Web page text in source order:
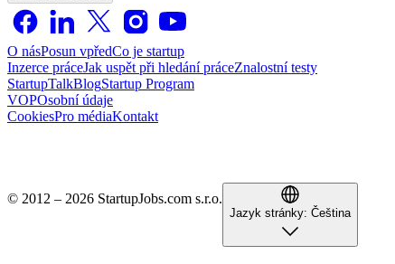
O násPosun vpředCo je startup
Inzerce práceJak uspět při hledání práceZnalostní testy
StartupTalkBlogStartup Program
VOPOsobní údaje
CookiesPro médiaKontakt
© 2012 – 2026 StartupJobs.com s.r.o.
Jazyk stránky: Čeština